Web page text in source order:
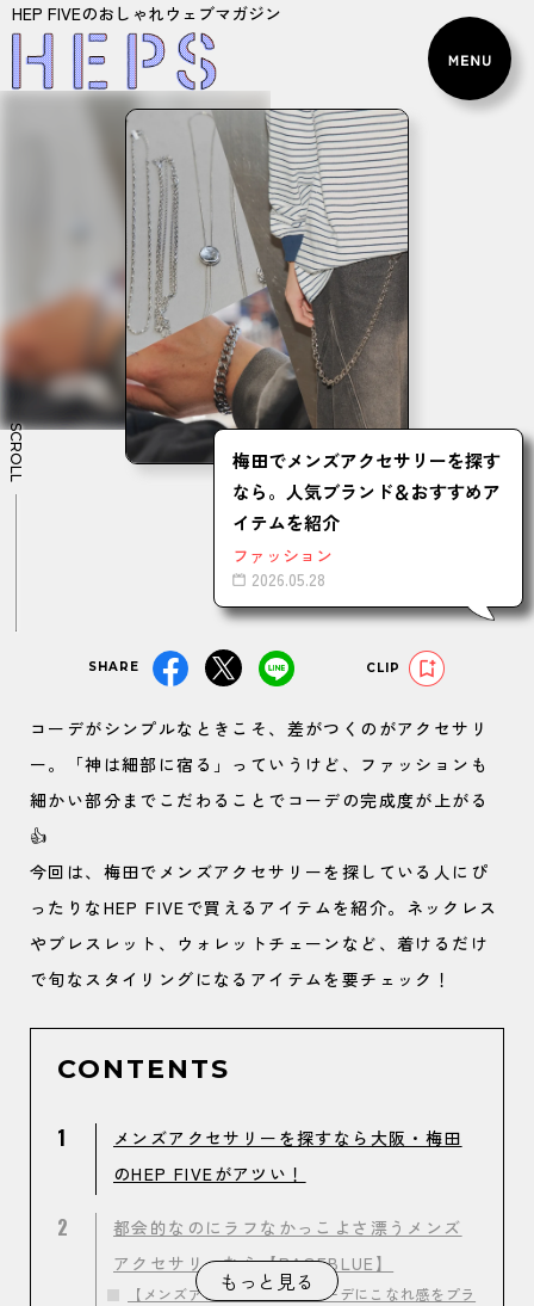
HEP FIVEのおしゃれウェブマガジン
梅田でメンズアクセサリーを探す
なら。人気ブランド＆おすすめア
イテムを紹介
ファッション
2026.05.28
SCROLL
SHARE CLIP
コーデがシンプルなときこそ、差がつくのがアクセサリ
ー。「神は細部に宿る」っていうけど、ファッションも
細かい部分までこだわることでコーデの完成度が上がる
👍
今回は、梅田でメンズアクセサリーを探している人にぴ
ったりなHEP FIVEで買えるアイテムを紹介。ネックレス
やブレスレット、ウォレットチェーンなど、着けるだけ
で旬なスタイリングになるアイテムを要チェック！
CONTENTS
1
メンズアクセサリーを探すなら大阪・梅田
のHEP FIVEがアツい！
2
都会的なのにラフなかっこよさ漂うメンズ
アクセサリーなら【RAGEBLUE】
【メンズアクセサリー①】コーデにこなれ感をプラ
もっと見る